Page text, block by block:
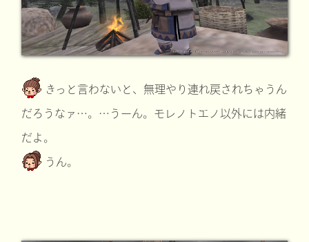
きっと言わないと、無理やり連れ戻されちゃうん
だろうなァ…。…うーん。モレノトエノ以外には内緒
だよ。
うん。